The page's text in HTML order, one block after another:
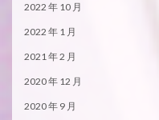
2022 年 10 月
2022 年 1 月
2021 年 2 月
2020 年 12 月
2020 年 9 月